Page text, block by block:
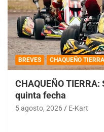
BREVES CHAQUEÑO TIERRA
CHAQUEÑO
quinta fecha
5 agosto, 2026 E-Kart